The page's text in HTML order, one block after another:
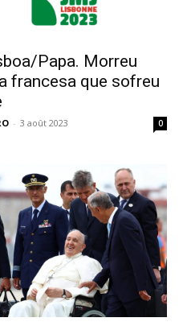
Papa. Morreu
francesa que sofreu
- 3 août 2023 0